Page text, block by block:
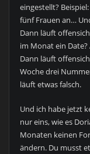
eingestellt?
fünf Frauen an…
Dann läuft
im Monat ein
Dann läuft
Woche drei
läuft etwas falsch.
Und ich habe jetzt
nur eins, wie es
Monaten keinen
ändern. Du musst